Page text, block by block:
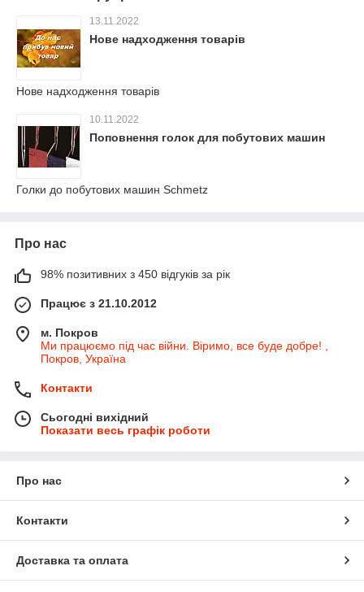
13.11.2022
Нове надходження товарів
Нове надходження товарів
10.11.2022
Поповнення голок для побутових машин
Голки до побутових машин Schmetz
Про нас
98% позитивних з 450 відгуків за рік
Працює з 21.10.2012
м. Покров
Ми працюємо під час війни. Віримо, все буде добре! ,
Покров, Україна
Контакти
Сьогодні вихідний
Показати весь графік роботи
Про нас
Контакти
Доставка та оплата